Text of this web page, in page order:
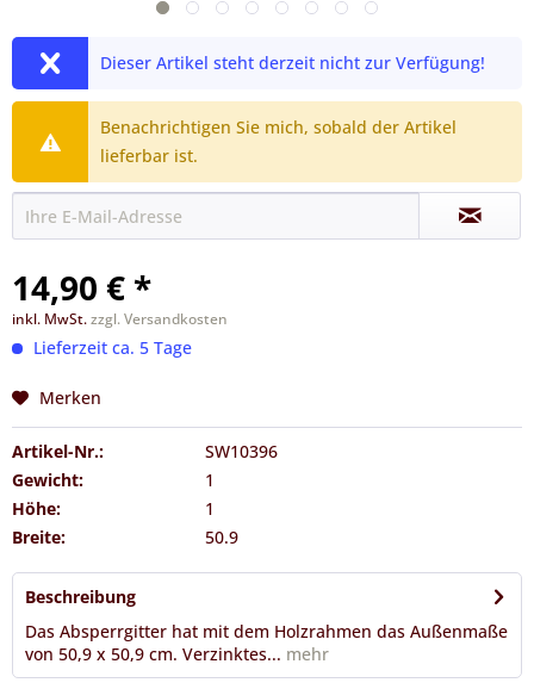
Dieser Artikel steht derzeit nicht zur Verfügung!
Benachrichtigen Sie mich, sobald der Artikel
lieferbar ist.
14,90 € *
inkl. MwSt.zzgl. Versandkosten
Lieferzeit ca. 5 Tage
Merken
Artikel-Nr.:
SW10396
Gewicht:
1
Höhe:
1
Breite:
50.9
Beschreibung
Das Absperrgitter hat mit dem Holzrahmen das Außenmaße
von 50,9 x 50,9 cm. Verzinktes... mehr